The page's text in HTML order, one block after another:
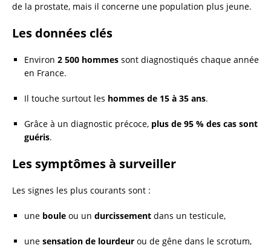
de la prostate, mais il concerne une population plus jeune.
Les données clés
Environ 2 500 hommes sont diagnostiqués chaque année
en France.
Il touche surtout les hommes de 15 à 35 ans.
Grâce à un diagnostic précoce, plus de 95 % des cas sont
guéris.
Les symptômes à surveiller
Les signes les plus courants sont :
une boule ou un durcissement dans un testicule,
une sensation de lourdeur ou de gêne dans le scrotum,